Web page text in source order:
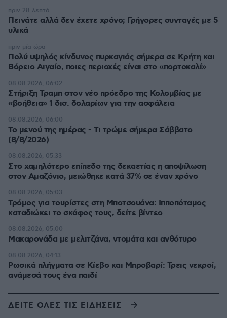
Πεινάτε αλλά δεν έχετε χρόνο; Γρήγορες συνταγές με 5
υλικά
πριν 28 λεπτά
Πολύ υψηλός κίνδυνος πυρκαγιάς σήμερα σε Κρήτη και
Βόρειο Αιγαίο, ποιες περιοχές είναι στο «πορτοκαλί»
πριν μία ώρα
Στήριξη Τραμπ στον νέο πρόεδρο της Κολομβίας με
«βοήθεια» 1 δισ. δολαρίων για την ασφάλεια
08.08.2026, 06:02
Το μενού της ημέρας - Τι τρώμε σήμερα Σάββατο
(8/8/2026)
08.08.2026, 06:00
Στο χαμηλότερο επίπεδο της δεκαετίας η αποψίλωση
στον Αμαζόνιο, μειώθηκε κατά 37% σε έναν χρόνο
08.08.2026, 05:33
Τρόμος για τουρίστες στη Μποτσουάνα: Ιπποπόταμος
καταδιώκει το σκάφος τους, δείτε βίντεο
08.08.2026, 05:03
Μακαρονάδα με μελιτζάνα, ντομάτα και ανθότυρο
08.08.2026, 05:00
Ρωσικά πλήγματα σε Κίεβο και Μπροβαρί: Τρεις νεκροί,
ανάμεσά τους ένα παιδί
08.08.2026, 04:13
ΔΕΙΤΕ ΟΛΕΣ ΤΙΣ ΕΙΔΗΣΕΙΣ